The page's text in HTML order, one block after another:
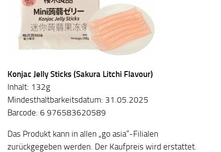
Konjac Jelly Sticks (Sakura Litchi Flavour)
Inhalt: 132g
Mindesthaltbarkeitsdatum: 31.05.2025
Barcode: 6 976583620589
Das Produkt kann in allen „go asia“-Filialen
zurückgegeben werden. Der Kaufpreis wird erstattet.